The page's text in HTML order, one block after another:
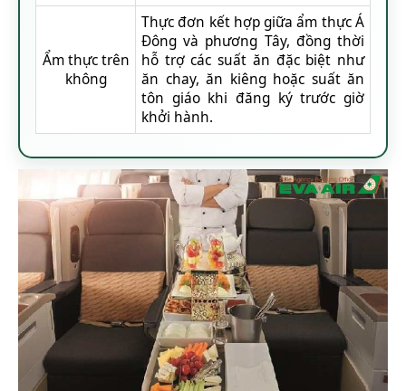
Ẩm thực trên
không
Thực đơn kết hợp giữa ẩm thực Á
Đông và phương Tây, đồng thời
hỗ trợ các suất ăn đặc biệt như
ăn chay, ăn kiêng hoặc suất ăn
tôn giáo khi đăng ký trước giờ
khởi hành.